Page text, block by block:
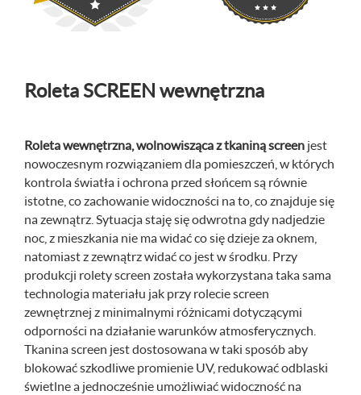
Roleta SCREEN wewnętrzna
Roleta wewnętrzna, wolnowisząca z tkaniną screen jest
nowoczesnym rozwiązaniem dla pomieszczeń, w których
kontrola światła i ochrona przed słońcem są równie
istotne, co zachowanie widoczności na to, co znajduje się
na zewnątrz. Sytuacja staję się odwrotna gdy nadjedzie
noc, z mieszkania nie ma widać co się dzieje za oknem,
natomiast z zewnątrz widać co jest w środku. Przy
produkcji rolety screen została wykorzystana taka sama
technologia materiału jak przy rolecie screen
zewnętrznej z minimalnymi różnicami dotyczącymi
odporności na działanie warunków atmosferycznych.
Tkanina screen jest dostosowana w taki sposób aby
blokować szkodliwe promienie UV, redukować odblaski
świetlne a jednocześnie umożliwiać widoczność na